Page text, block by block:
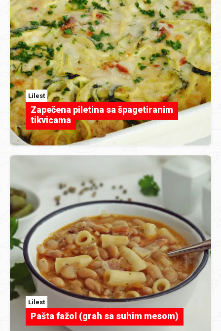
Lilest
Zapečena piletina sa špagetiranim
tikvicama
Lilest
Pašta fažol (grah sa suhim mesom)